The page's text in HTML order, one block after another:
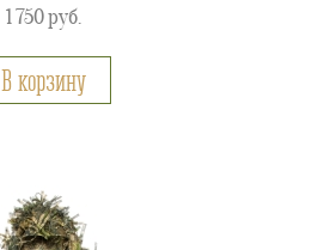
1 750руб.
В корзину